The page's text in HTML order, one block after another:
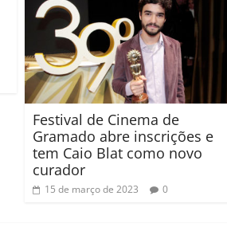
Festival de Cinema de
Gramado abre inscrições e
tem Caio Blat como novo
curador
15 de março de 2023 0